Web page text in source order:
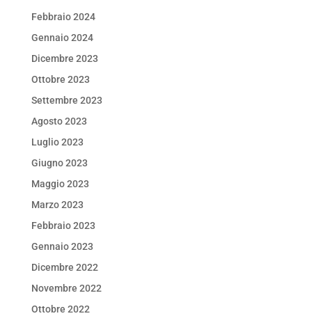
Febbraio 2024
Gennaio 2024
Dicembre 2023
Ottobre 2023
Settembre 2023
Agosto 2023
Luglio 2023
Giugno 2023
Maggio 2023
Marzo 2023
Febbraio 2023
Gennaio 2023
Dicembre 2022
Novembre 2022
Ottobre 2022